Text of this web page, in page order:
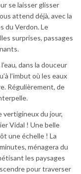
se laisser glisser
attend déjà, avec la
du Verdon. Le
surprises, passages
dans la douceur
l’imbut où les eaux
Régulièrement, de
vertigineux du jour,
Vidal ! Une belle
une échelle ! La
ménagera du
les paysages
pour traverser